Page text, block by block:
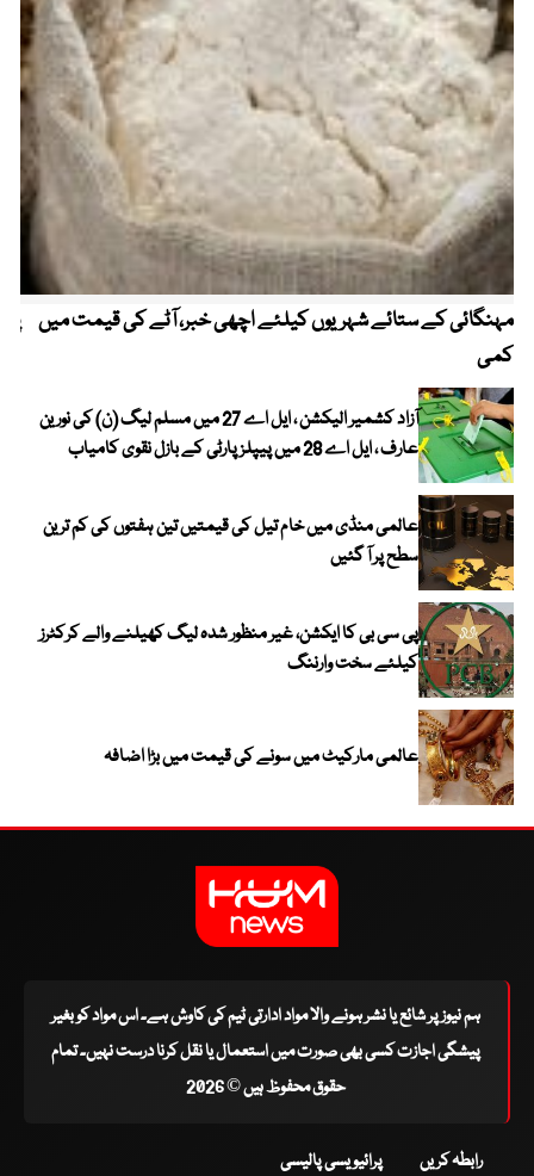
مہنگائی کے ستائے شہریوں کیلئے اچھی خبر، آٹے کی قیمت میں
کمی
آزاد کشمیر الیکشن ، ایل اے 27 میں مسلم لیگ (ن) کی نورین
عارف ، ایل اے 28 میں پیپلز پارٹی کے بازل نقوی کامیاب
عالمی منڈی میں خام تیل کی قیمتیں تین ہفتوں کی کم ترین
سطح پر آ گئیں
پی سی بی کا ایکشن، غیر منظور شدہ لیگ کھیلنے والے کرکٹرز
کیلئے سخت وارننگ
عالمی مارکیٹ میں سونے کی قیمت میں بڑا اضافہ
ہم نیوز پر شائع یا نشر ہونے والا مواد ادارتی ٹیم کی کاوش ہے۔ اس مواد کو بغیر
پیشگی اجازت کسی بھی صورت میں استعمال یا نقل کرنا درست نہیں۔ تمام
حقوق محفوظ ہیں © 2026
رابطہ کریں پرائیویسی پالیسی